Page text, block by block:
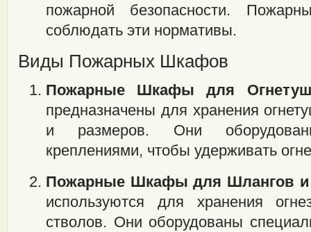
пожарной безопасности.
соблюдать эти нормативы.
Виды Пожарных Шкафов
Пожарные Шкафы для
предназначены для хранения
и размеров. Они
креплениями, чтобы удерживать
Пожарные Шкафы для Шлангов и
используются для хранения
стволов. Они оборудованы